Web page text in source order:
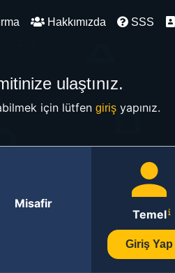
Hakkımızda SSS
ulaştınız.
için lütfen girişyapınız.
Misafir
Temel
Giriş Yap